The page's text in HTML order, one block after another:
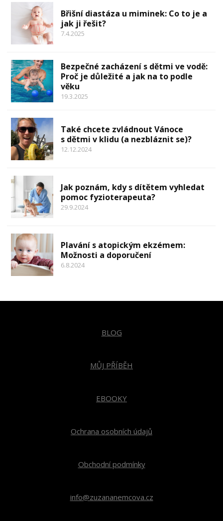
Břišní diastáza u miminek: Co to je a
jak ji řešit?
7.4.2025
Bezpečné zacházení s dětmi ve vodě:
Proč je důležité a jak na to podle
věku
19.3.2025
Také chcete zvládnout Vánoce
s dětmi v klidu (a nezbláznit se)?
12.12.2024
Jak poznám, kdy s dítětem vyhledat
pomoc fyzioterapeuta?
29.9.2024
Plavání s atopickým ekzémem:
Možnosti a doporučení
6.8.2024
BLOG
MŮJ PŘÍBĚH
EBOOKY
Ochrana osobních údajů
Obchodní podmínky
info@zuzananemcova.cz